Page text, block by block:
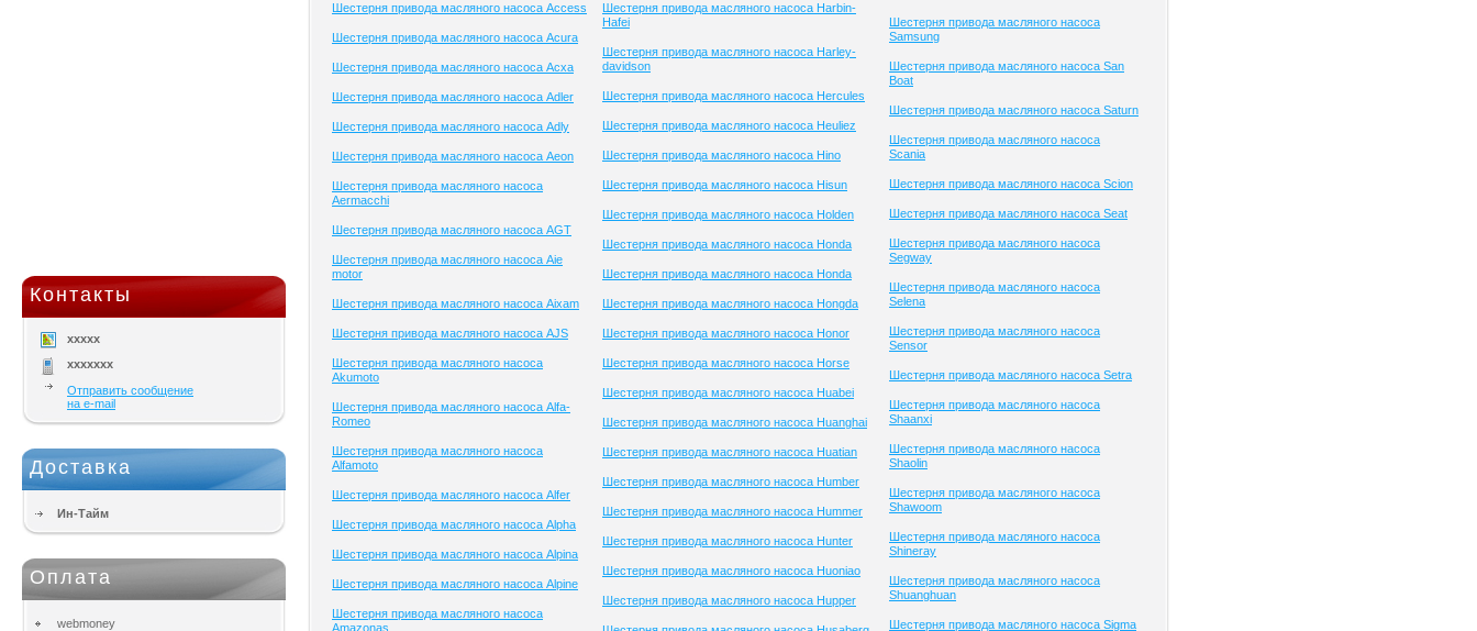
Контакты
xxxxx
xxxxxxx
Отправить сообщение
на e-mail
Доставка
Ин-Тайм
Оплата
webmoney
Шестерня привода масляного насоса Access
Шестерня привода масляного насоса Acura
Шестерня привода масляного насоса Acxa
Шестерня привода масляного насоса Adler
Шестерня привода масляного насоса Adly
Шестерня привода масляного насоса Aeon
Шестерня привода масляного насоса
Aermacchi
Шестерня привода масляного насоса AGT
Шестерня привода масляного насоса Aie
motor
Шестерня привода масляного насоса Aixam
Шестерня привода масляного насоса AJS
Шестерня привода масляного насоса
Akumoto
Шестерня привода масляного насоса Alfa-
Romeo
Шестерня привода масляного насоса
Alfamoto
Шестерня привода масляного насоса Alfer
Шестерня привода масляного насоса Alpha
Шестерня привода масляного насоса Alpina
Шестерня привода масляного насоса Alpine
Шестерня привода масляного насоса
Amazonas
Шестерня привода масляного насоса Harbin-
Hafei
Шестерня привода масляного насоса Harley-
davidson
Шестерня привода масляного насоса Hercules
Шестерня привода масляного насоса Heuliez
Шестерня привода масляного насоса Hino
Шестерня привода масляного насоса Hisun
Шестерня привода масляного насоса Holden
Шестерня привода масляного насоса Honda
Шестерня привода масляного насоса Honda
Шестерня привода масляного насоса Hongda
Шестерня привода масляного насоса Honor
Шестерня привода масляного насоса Horse
Шестерня привода масляного насоса Huabei
Шестерня привода масляного насоса Huanghai
Шестерня привода масляного насоса Huatian
Шестерня привода масляного насоса Humber
Шестерня привода масляного насоса Hummer
Шестерня привода масляного насоса Hunter
Шестерня привода масляного насоса Huoniao
Шестерня привода масляного насоса Hupper
Шестерня привода масляного насоса
Samsung
Шестерня привода масляного насоса San
Boat
Шестерня привода масляного насоса Saturn
Шестерня привода масляного насоса
Scania
Шестерня привода масляного насоса Scion
Шестерня привода масляного насоса Seat
Шестерня привода масляного насоса
Segway
Шестерня привода масляного насоса
Selena
Шестерня привода масляного насоса
Sensor
Шестерня привода масляного насоса Setra
Шестерня привода масляного насоса
Shaanxi
Шестерня привода масляного насоса
Shaolin
Шестерня привода масляного насоса
Shawoom
Шестерня привода масляного насоса
Shineray
Шестерня привода масляного насоса
Shuanghuan
Шестерня привода масляного насоса Sigma